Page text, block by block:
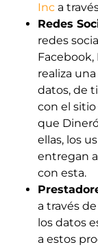
Inc a
Redes
redes
realiza
datos, de
con el
que
ellas, los
entregan
con esta.
a través de
los datos
a estos